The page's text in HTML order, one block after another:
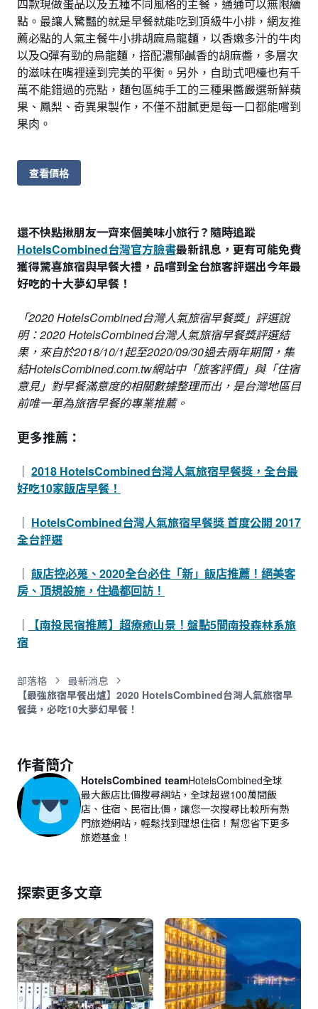
四款現做蛋品以及五種不同風格的主餐，通通可以無限續
點。最讓人驚豔的就是早餐就能吃到頂級牛小排，網友推
薦必點的人氣主餐牛小排胡麻烏龍麵，以香嫩多汁的牛肉
以及Q彈有勁的烏龍麵，搭配濃郁鹹香的胡麻醬，多層次
的滋味在嘴裡達到完美的平衡。另外，自助式吧檯也有千
萬不能錯過的亮點，麵包區純手工的三種果醬嚴選新鮮蘋
果、鳳梨、奇異果製作，不僅不甜膩更是每一口都能嚐到
果肉。
查看價格
還不快點揪朋友一齊來個美味小旅行？隨時追蹤
HotelsCombined台灣官方臉書最新訊息，更有可能免費
獲得驚喜旅宿與早餐大禮，品嚐到全台旅客評選出今年最
好吃的十大夢幻早餐！
「2020 HotelsCombined台灣人氣旅宿早餐獎」評選說
明：2020 HotelsCombined台灣人氣旅宿早餐獎評選結
果，來自於2018/10/1起至2020/09/30過去兩年期間，集
結HotelsCombined.com.tw網站中「旅客評價」與「住宿
意見」對早餐滿意度的相關數據整理而出，是台灣地區目
前唯一單為旅宿早餐的專業推薦。
更多推薦：
｜ 2018 HotelsCombined台灣人氣旅宿早餐獎，全台最
好吃10家飯店早餐！
｜ HotelsCombined台灣人氣旅宿早餐獎 首度公開 2017
全台評選
｜ 飯店控必蒐、2020全台必住「新」飯店推薦！絕美客
房、頂規設施，住過都回訪！
｜
【南投民宿推薦】超療癒山景！盤點5間南投森林系旅
宿
部落格
最新消息
【最強旅宿早餐出爐】2020 HotelsCombined台灣人氣旅宿早
餐獎，必吃10大夢幻早餐！
作者簡介
HotelsCombined teamHotelsCombined全球
最大飯店比價搜尋網站，全球超過100萬間飯
店、住宿、民宿比價，讓您一次搜尋比較所有熱
門旅遊網站，輕鬆找到理想住宿！幫您省下更多
旅遊基金！
探索更多文章